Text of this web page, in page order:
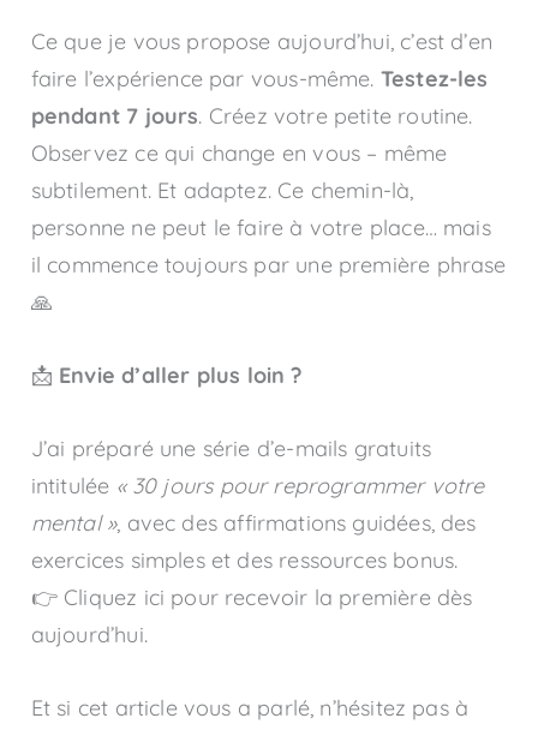
Ce que je vous propose aujourd’hui, c’est d’en
faire l’expérience par vous-même. Testez-les
pendant 7 jours. Créez votre petite routine.
Observez ce qui change en vous – même
subtilement. Et adaptez. Ce chemin-là,
personne ne peut le faire à votre place… mais
il commence toujours par une première phrase
🙏
📩 Envie d’aller plus loin ?
J’ai préparé une série d’e-mails gratuits
intitulée « 30 jours pour reprogrammer votre
mental », avec des affirmations guidées, des
exercices simples et des ressources bonus.
👉 Cliquez ici pour recevoir la première dès
aujourd’hui.
Et si cet article vous a parlé, n’hésitez pas à